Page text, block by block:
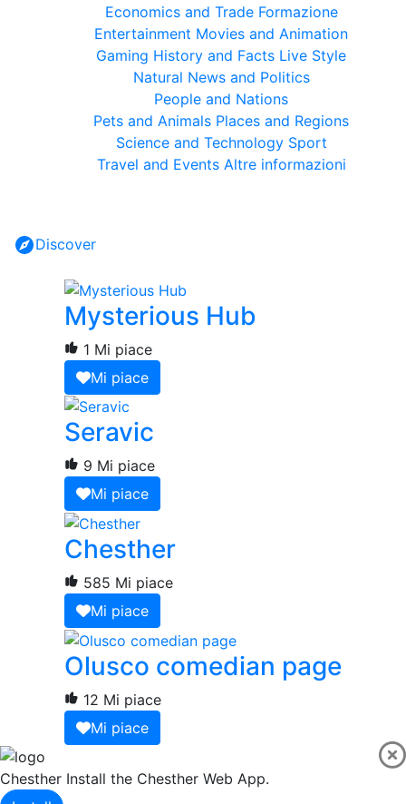
Economics and Trade Formazione
Entertainment Movies and Animation
Gaming History and Facts Live Style
Natural News and Politics
People and Nations
Pets and Animals Places and Regions
Science and Technology Sport
Travel and Events Altre informazioni
Discover
Mysterious Hub
1 Mi piace
Mi piace
Seravic
9 Mi piace
Mi piace
Chesther
585 Mi piace
Mi piace
Olusco comedian page
12 Mi piace
Mi piace
Chesther Install the Chesther Web App.